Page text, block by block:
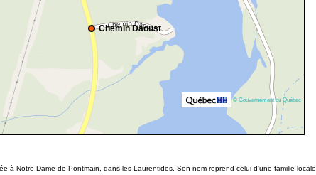
Chemin Daoust
© Gouvernement du Québec
à Notre-Dame-de-Pontmain, dans les Laurentides. Son nom reprend celui d'une famille locale.